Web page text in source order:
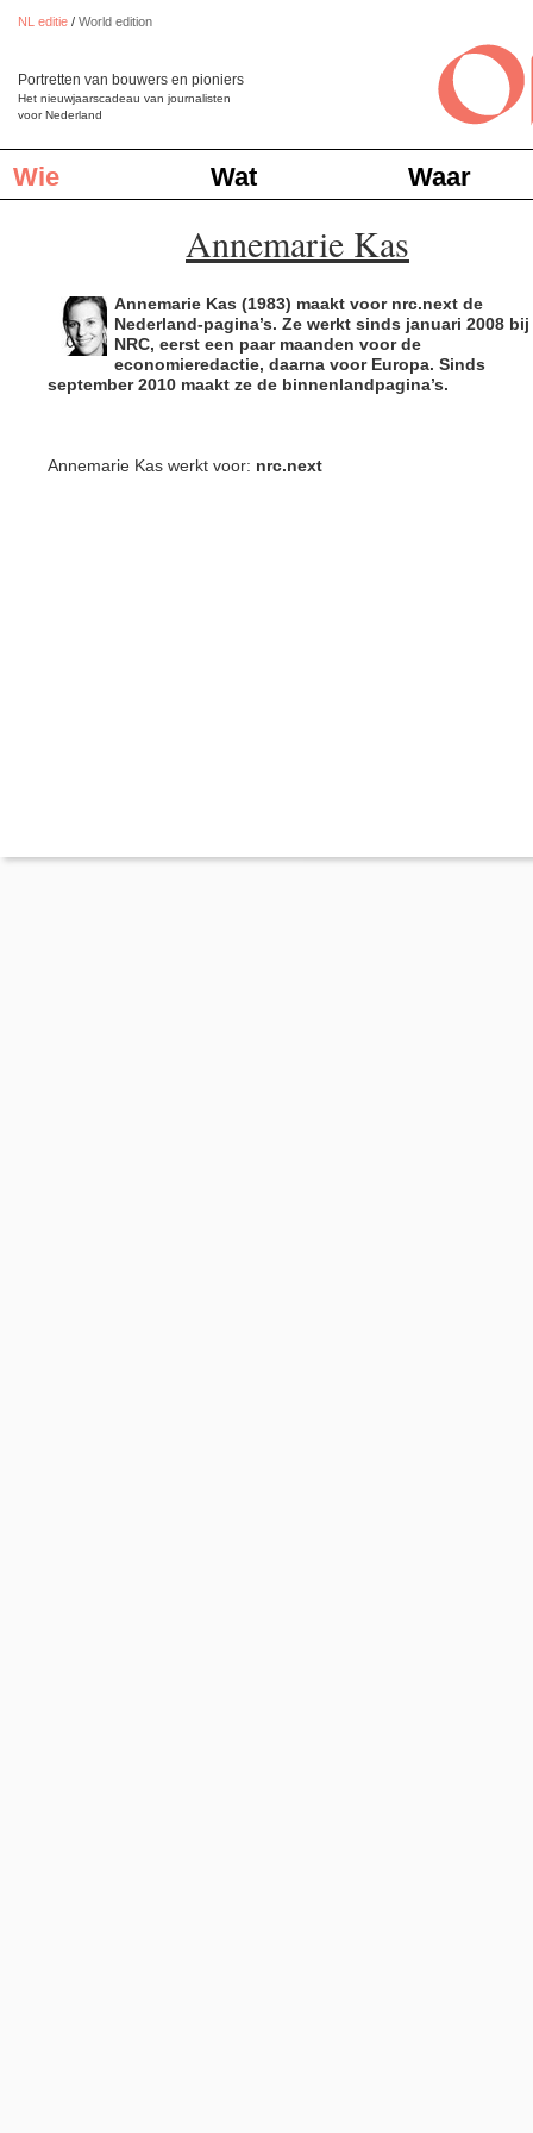
NL editie / World edition
Het nieuwjaarscadeau van journalisten
voor Nederland
Portretten van bouwers en pioniers
Wie Wat Waar
Annemarie Kas
Annemarie Kas (1983) maakt voor nrc.next de
Nederland-pagina’s. Ze werkt sinds januari 2008 bij
NRC, eerst een paar maanden voor de
economieredactie, daarna voor Europa. Sinds
september 2010 maakt ze de binnenlandpagina’s.
Annemarie Kas werkt voor: nrc.next